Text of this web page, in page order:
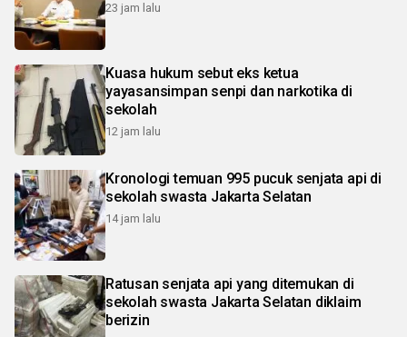
23 jam lalu
Kuasa hukum sebut eks ketua
yayasansimpan senpi dan narkotika di
sekolah
12 jam lalu
Kronologi temuan 995 pucuk senjata api di
sekolah swasta Jakarta Selatan
14 jam lalu
Ratusan senjata api yang ditemukan di
sekolah swasta Jakarta Selatan diklaim
berizin